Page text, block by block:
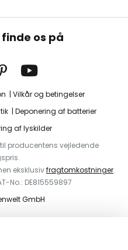
os på
Vilkår og betingelser
Deponering af batterier
af lyskilder
producentens vejledende
eksklusivfragtomkostninger.
No.: DE815559897
GmbH